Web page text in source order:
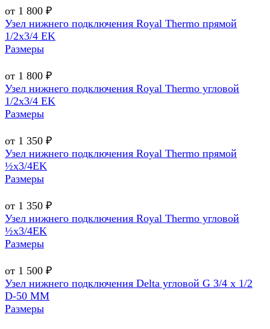
от 1 800 ₽
Узел нижнего подключения Royal Thermo прямой
1/2х3/4 EK
Размеры
от 1 800 ₽
Узел нижнего подключения Royal Thermo угловой
1/2х3/4 EK
Размеры
от 1 350 ₽
Узел нижнего подключения Royal Thermo прямой
½х3/4EK
Размеры
от 1 350 ₽
Узел нижнего подключения Royal Thermo угловой
½х3/4EK
Размеры
от 1 500 ₽
Узел нижнего подключения Delta угловой G 3/4 х 1/2
D-50 MM
Размеры